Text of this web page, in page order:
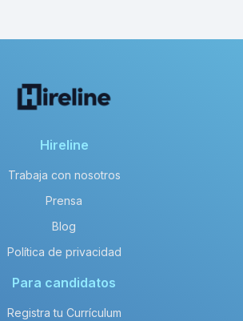
Hireline
Trabaja con nosotros
Prensa
Blog
Política de privacidad
Para candidatos
Registra tu Currículum